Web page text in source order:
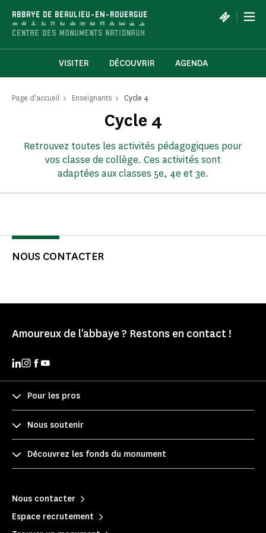
ABBAYE DE BEAULIEU-EN-ROUERGUE |
VISITER DÉCOUVRIR AGENDA
Page d'accueil Enseignants Cycle 4
Cycle 4
Retrouvez toutes les activités pédagogiques pour
vos classe de collège. Ces activités sont
adaptées aux classes 5e, 4e et 3e.
NOUS CONTACTER
Amoureux de l'abbaye ? Restons en contact !
Pour les pros
Nous soutenir
Découvrez les fonds du monument
Nous contacter
Espace recrutement